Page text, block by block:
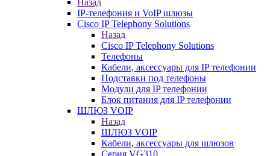
Назад
IP-телефония и VoIP шлюзы
Cisco IP Telephony Solutions
Назад
Cisco IP Telephony Solutions
Телефоны
Кабели, аксессуары для IP телефонии
Подставки под телефоны
Модули для IP телефонии
Блок питания для IP телефонии
ШЛЮЗ VOIP
Назад
ШЛЮЗ VOIP
Кабели, аксессуары для шлюзов
Серия VG310